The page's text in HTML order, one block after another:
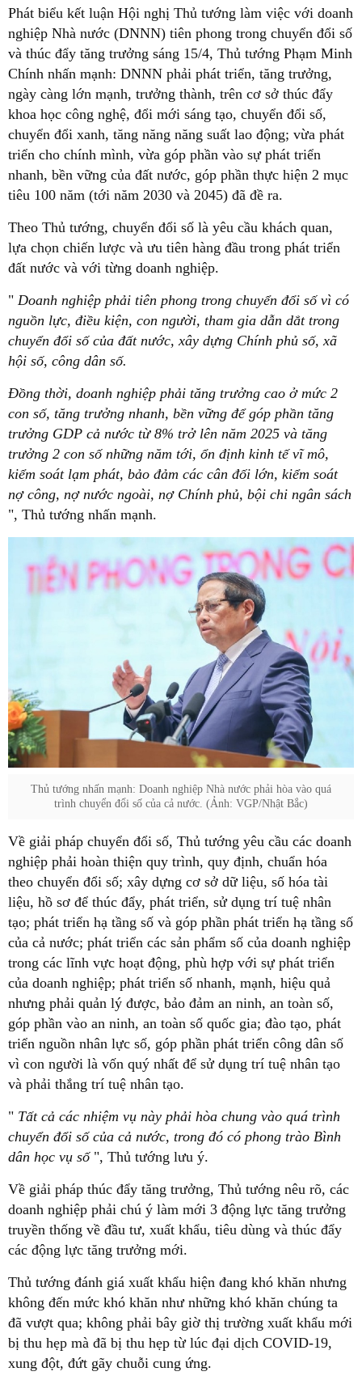
Phát biểu kết luận Hội nghị Thủ tướng làm việc với doanh
nghiệp Nhà nước (DNNN) tiên phong trong chuyển đổi số
và thúc đẩy tăng trưởng sáng 15/4, Thủ tướng Phạm Minh
Chính nhấn mạnh: DNNN phải phát triển, tăng trưởng,
ngày càng lớn mạnh, trưởng thành, trên cơ sở thúc đẩy
khoa học công nghệ, đổi mới sáng tạo, chuyển đổi số,
chuyển đổi xanh, tăng năng năng suất lao động; vừa phát
triển cho chính mình, vừa góp phần vào sự phát triển
nhanh, bền vững của đất nước, góp phần thực hiện 2 mục
tiêu 100 năm (tới năm 2030 và 2045) đã đề ra.
Theo Thủ tướng, chuyển đổi số là yêu cầu khách quan,
lựa chọn chiến lược và ưu tiên hàng đầu trong phát triển
đất nước và với từng doanh nghiệp.
" Doanh nghiệp phải tiên phong trong chuyển đổi số vì có
nguồn lực, điều kiện, con người, tham gia dẫn dắt trong
chuyển đổi số của đất nước, xây dựng Chính phủ số, xã
hội số, công dân số.
Đồng thời, doanh nghiệp phải tăng trưởng cao ở mức 2
con số, tăng trưởng nhanh, bền vững để góp phần tăng
trưởng GDP cả nước từ 8% trở lên năm 2025 và tăng
trưởng 2 con số những năm tới, ổn định kinh tế vĩ mô,
kiểm soát lạm phát, bảo đảm các cân đối lớn, kiểm soát
nợ công, nợ nước ngoài, nợ Chính phủ, bội chi ngân sách
", Thủ tướng nhấn mạnh.
Thủ tướng nhấn mạnh: Doanh nghiệp Nhà nước phải hòa vào quá
trình chuyển đổi số của cả nước. (Ảnh: VGP/Nhật Bắc)
Về giải pháp chuyển đổi số, Thủ tướng yêu cầu các doanh
nghiệp phải hoàn thiện quy trình, quy định, chuẩn hóa
theo chuyển đổi số; xây dựng cơ sở dữ liệu, số hóa tài
liệu, hồ sơ để thúc đẩy, phát triển, sử dụng trí tuệ nhân
tạo; phát triển hạ tầng số và góp phần phát triển hạ tầng số
của cả nước; phát triển các sản phẩm số của doanh nghiệp
trong các lĩnh vực hoạt động, phù hợp với sự phát triển
của doanh nghiệp; phát triển số nhanh, mạnh, hiệu quả
nhưng phải quản lý được, bảo đảm an ninh, an toàn số,
góp phần vào an ninh, an toàn số quốc gia; đào tạo, phát
triển nguồn nhân lực số, góp phần phát triển công dân số
vì con người là vốn quý nhất để sử dụng trí tuệ nhân tạo
và phải thắng trí tuệ nhân tạo.
" Tất cả các nhiệm vụ này phải hòa chung vào quá trình
chuyển đổi số của cả nước, trong đó có phong trào Bình
dân học vụ số ", Thủ tướng lưu ý.
Về giải pháp thúc đẩy tăng trưởng, Thủ tướng nêu rõ, các
doanh nghiệp phải chú ý làm mới 3 động lực tăng trưởng
truyền thống về đầu tư, xuất khẩu, tiêu dùng và thúc đẩy
các động lực tăng trưởng mới.
Thủ tướng đánh giá xuất khẩu hiện đang khó khăn nhưng
không đến mức khó khăn như những khó khăn chúng ta
đã vượt qua; không phải bây giờ thị trường xuất khẩu mới
bị thu hẹp mà đã bị thu hẹp từ lúc đại dịch COVID-19,
xung đột, đứt gãy chuỗi cung ứng.